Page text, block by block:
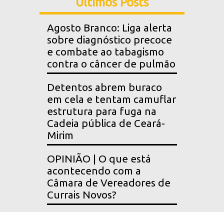
Agosto Branco: Liga alerta
sobre diagnóstico precoce
e combate ao tabagismo
contra o câncer de pulmão
Detentos abrem buraco
em cela e tentam camuflar
estrutura para fuga na
Cadeia pública de Ceará-
Mirim
OPINIÃO | O que está
acontecendo com a
Câmara de Vereadores de
Currais Novos?